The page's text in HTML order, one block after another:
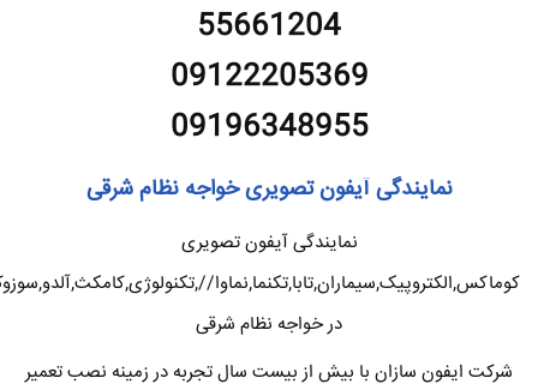
55661204
09122205369
09196348955
نمایندگی آیفون تصویری خواجه نظام شرقی
نمایندگی آیفون تصویری
کوماکس,الکتروپیک,سیماران,تابا,تکنما,نماوا//
در خواجه نظام شرقی
شرکت ایفون سازان با بیش از بیست سال تجربه در زمینه نصب تعمیر